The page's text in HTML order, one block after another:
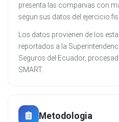
presenta las companias con
segun sus datos del ejercicio
Los datos provienen de los
reportados a la
Seguros del Ecuador,
SMART.
Metodologia